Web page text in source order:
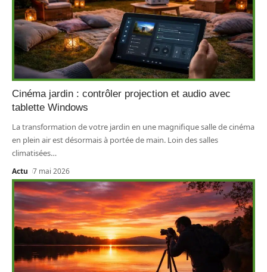
Cinéma jardin : contrôler projection et audio avec
tablette Windows
La transformation de votre jardin en une magnifique salle de cinéma
en plein air est désormais à portée de main. Loin des salles
climatisées…
Actu 7 mai 2026